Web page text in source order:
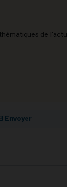
de
Envoyer